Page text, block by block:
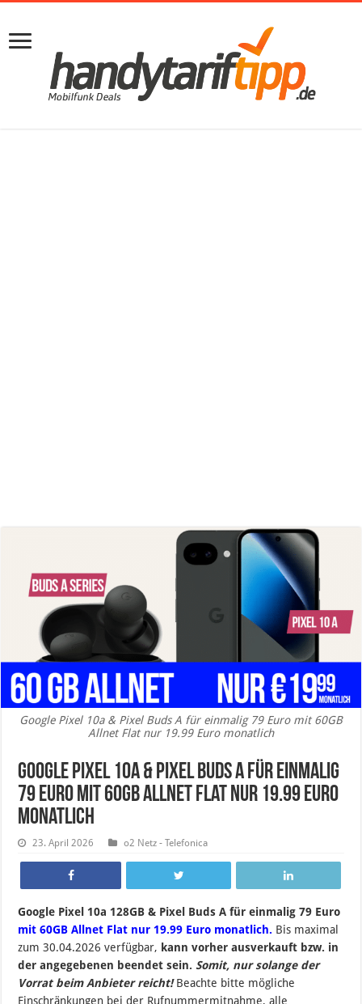
Google Pixel 10a & Pixel Buds A für einmalig 79 Euro mit 60GB
Allnet Flat nur 19.99 Euro monatlich
Google Pixel 10a & Pixel Buds A für einmalig
79 Euro mit 60GB Allnet Flat nur 19.99 Euro
monatlich
23. April 2026 o2 Netz - Telefonica
Google Pixel 10a 128GB & Pixel Buds A für einmalig 79 Euro
mit 60GB Allnet Flat nur 19.99 Euro monatlich. Bis maximal
zum 30.04.2026 verfügbar, kann vorher ausverkauft bzw. in
der angegebenen beendet sein. Somit, nur solange der
Vorrat beim Anbieter reicht!Beachte bitte mögliche
Einschränkungen bei der Rufnummermitnahme, alle